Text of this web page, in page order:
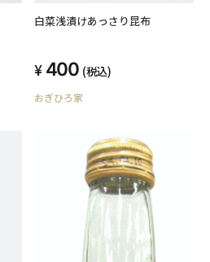
白菜浅漬けあっさり昆布
400 (税込)
おぎひろ家